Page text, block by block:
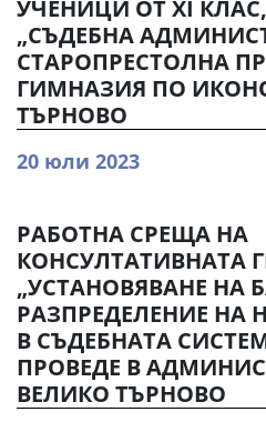
УЧЕНИЦИ ОТ ХI
„СЪДЕБНА
СТАРОПРЕСТОЛНА
ГИМНАЗИЯ ПО
ТЪРНОВО
20 юли 2023
РАБОТНА СРЕЩА НА
КОНСУЛТАТИВНАТА
„УСТАНОВЯВАНЕ НА
РАЗПРЕДЕЛЕНИЕ НА
В СЪДЕБНАТА
ПРОВЕДЕ В
ВЕЛИКО ТЪРНОВО